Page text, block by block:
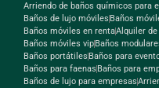
Arriendo de baños químicos para
Baños de lujo móviles Baños
Baños móviles en rentaAlquiler
Baños móviles vip Baños
Baños portátiles Baños para
Baños para faenas Baños para
Baños de lujo para empresas